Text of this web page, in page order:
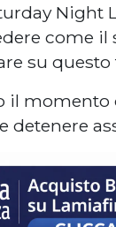
Night
come il
su questo
il
detenere